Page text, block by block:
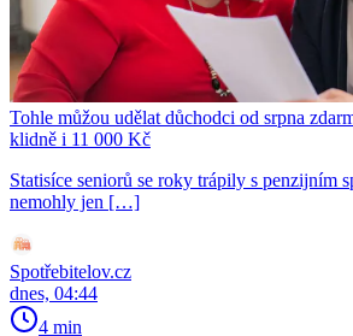
Tohle můžou udělat důchodci od srpna
klidně i 11 000 Kč
Statisíce seniorů se roky trápily s penzijním
nemohly jen […]
Spotřebitelov.cz
dnes, 04:44
4 min